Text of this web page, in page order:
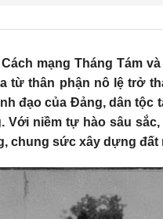
Cách mạng Tháng Tám
từ thân phận nô lệ trở
đạo của Đảng, dân tộc
Với niềm tự hào sâu
chung sức xây dựng